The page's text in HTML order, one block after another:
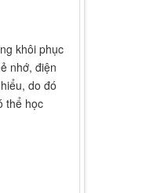
khôi phục
nhớ, điện
do đó
thể học